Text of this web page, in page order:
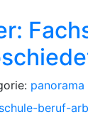
panorama
schule-beruf-